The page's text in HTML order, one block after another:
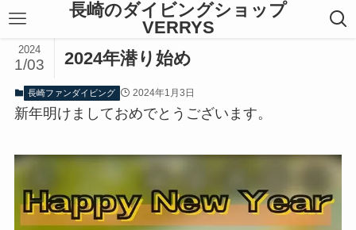
長崎のダイビングショップ
VERRYS
2024年潜り始め
2024
1/03
長崎ファンダイビング 2024年1月3日
新年明けましておめでとうございます。